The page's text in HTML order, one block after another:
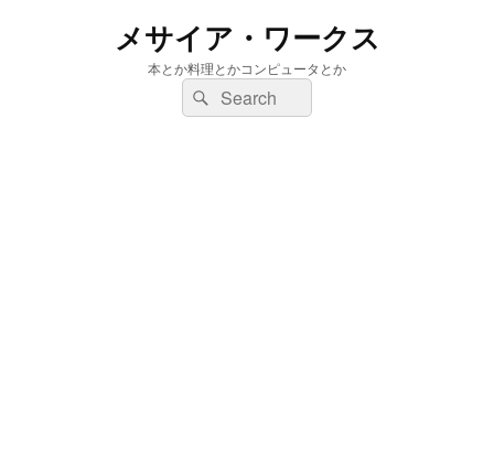
メサイア・ワークス
本とか料理とかコンピュータとか
検
索:
検
索